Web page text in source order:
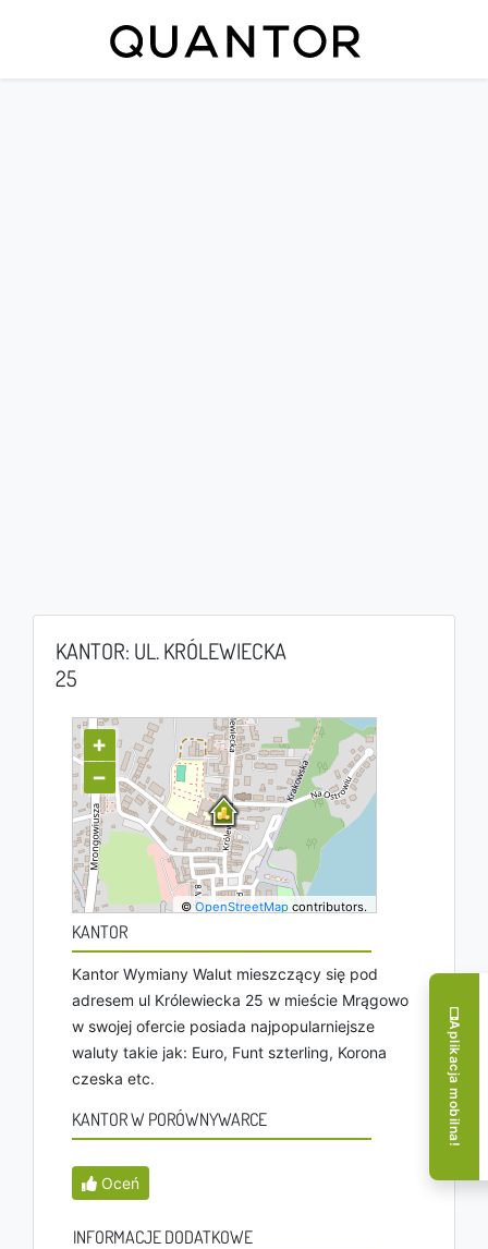
KANTOR: UL. KRÓLEWIECKA
25
+
−
©OpenStreetMap contributors.
KANTOR
Kantor Wymiany Walut mieszczący się pod
adresem ul Królewiecka 25 w mieście Mrągowo
w swojej ofercie posiada najpopularniejsze
waluty takie jak: Euro, Funt szterling, Korona
czeska etc.
KANTOR W PORÓWNYWARCE
Oceń
INFORMACJE DODATKOWE
Aplikacja mobilna!